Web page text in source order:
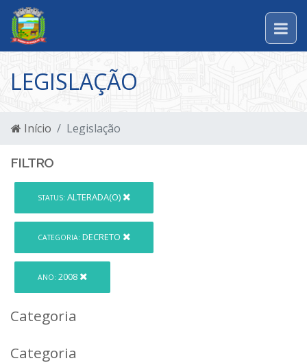
LEGISLAÇÃO
Início Legislação
FILTRO
STATUS: ALTERADA(O)
CATEGORIA: DECRETO
ANO: 2008
Categoria
Categoria